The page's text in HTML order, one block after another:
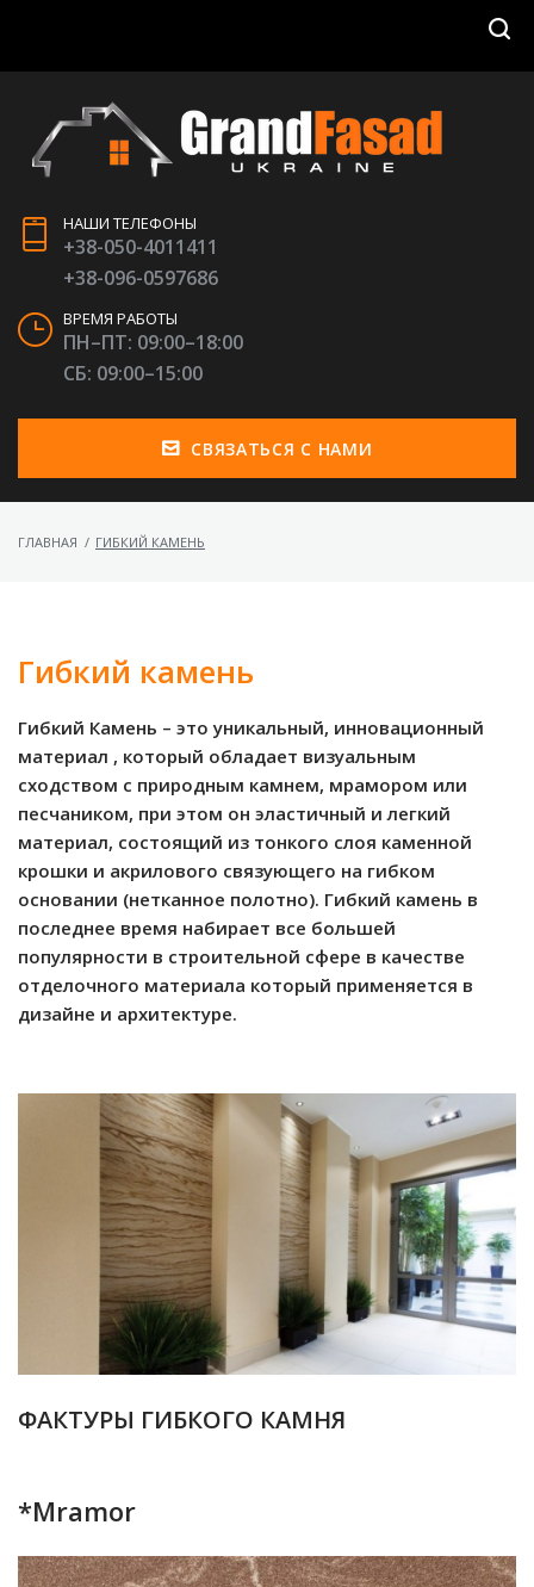
НАШИ ТЕЛЕФОНЫ
+38-050-4011411
+38-096-0597686
ВРЕМЯ РАБОТЫ
ПН–ПТ: 09:00–18:00
СБ: 09:00–15:00
СВЯЗАТЬСЯ С НАМИ
ГЛАВНАЯ / ГИБКИЙ КАМЕНЬ
Гибкий камень
Гибкий Камень – это уникальный, инновационный
материал , который обладает визуальным
сходством с природным камнем, мрамором или
песчаником, при этом он эластичный и легкий
материал, состоящий из тонкого слоя каменной
крошки и акрилового связующего на гибком
основании (нетканное полотно). Гибкий камень в
последнее время набирает все большей
популярности в строительной сфере в качестве
отделочного материала который применяется в
дизайне и архитектуре.
ФАКТУРЫ ГИБКОГО КАМНЯ
*Mramor